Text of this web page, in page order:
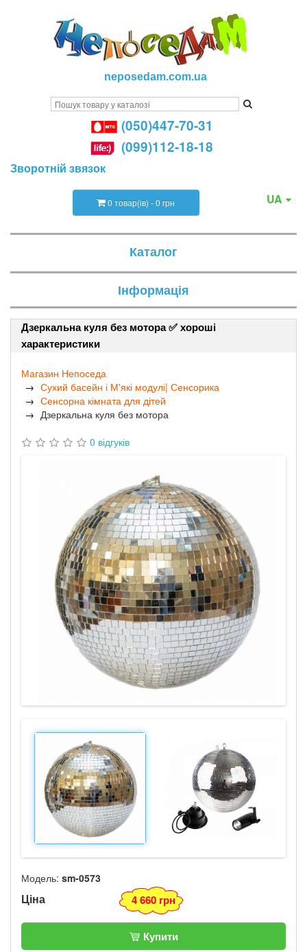
neposedam.com.ua
(050)447-70-31
(099)112-18-18
Зворотній звязок
UA
0 товар(ів) - 0 грн
Каталог
Інформація
Дзеркальна куля без мотора ✅ хороші
характеристики
Магазин Непоседа
Сухий басейн і М'які модулі| Сенсорика
Сенсорна кімната для дітей
Дзеркальна куля без мотора
0 відгуків
Модель: sm-0573
Ціна 4 660 грн
Купити